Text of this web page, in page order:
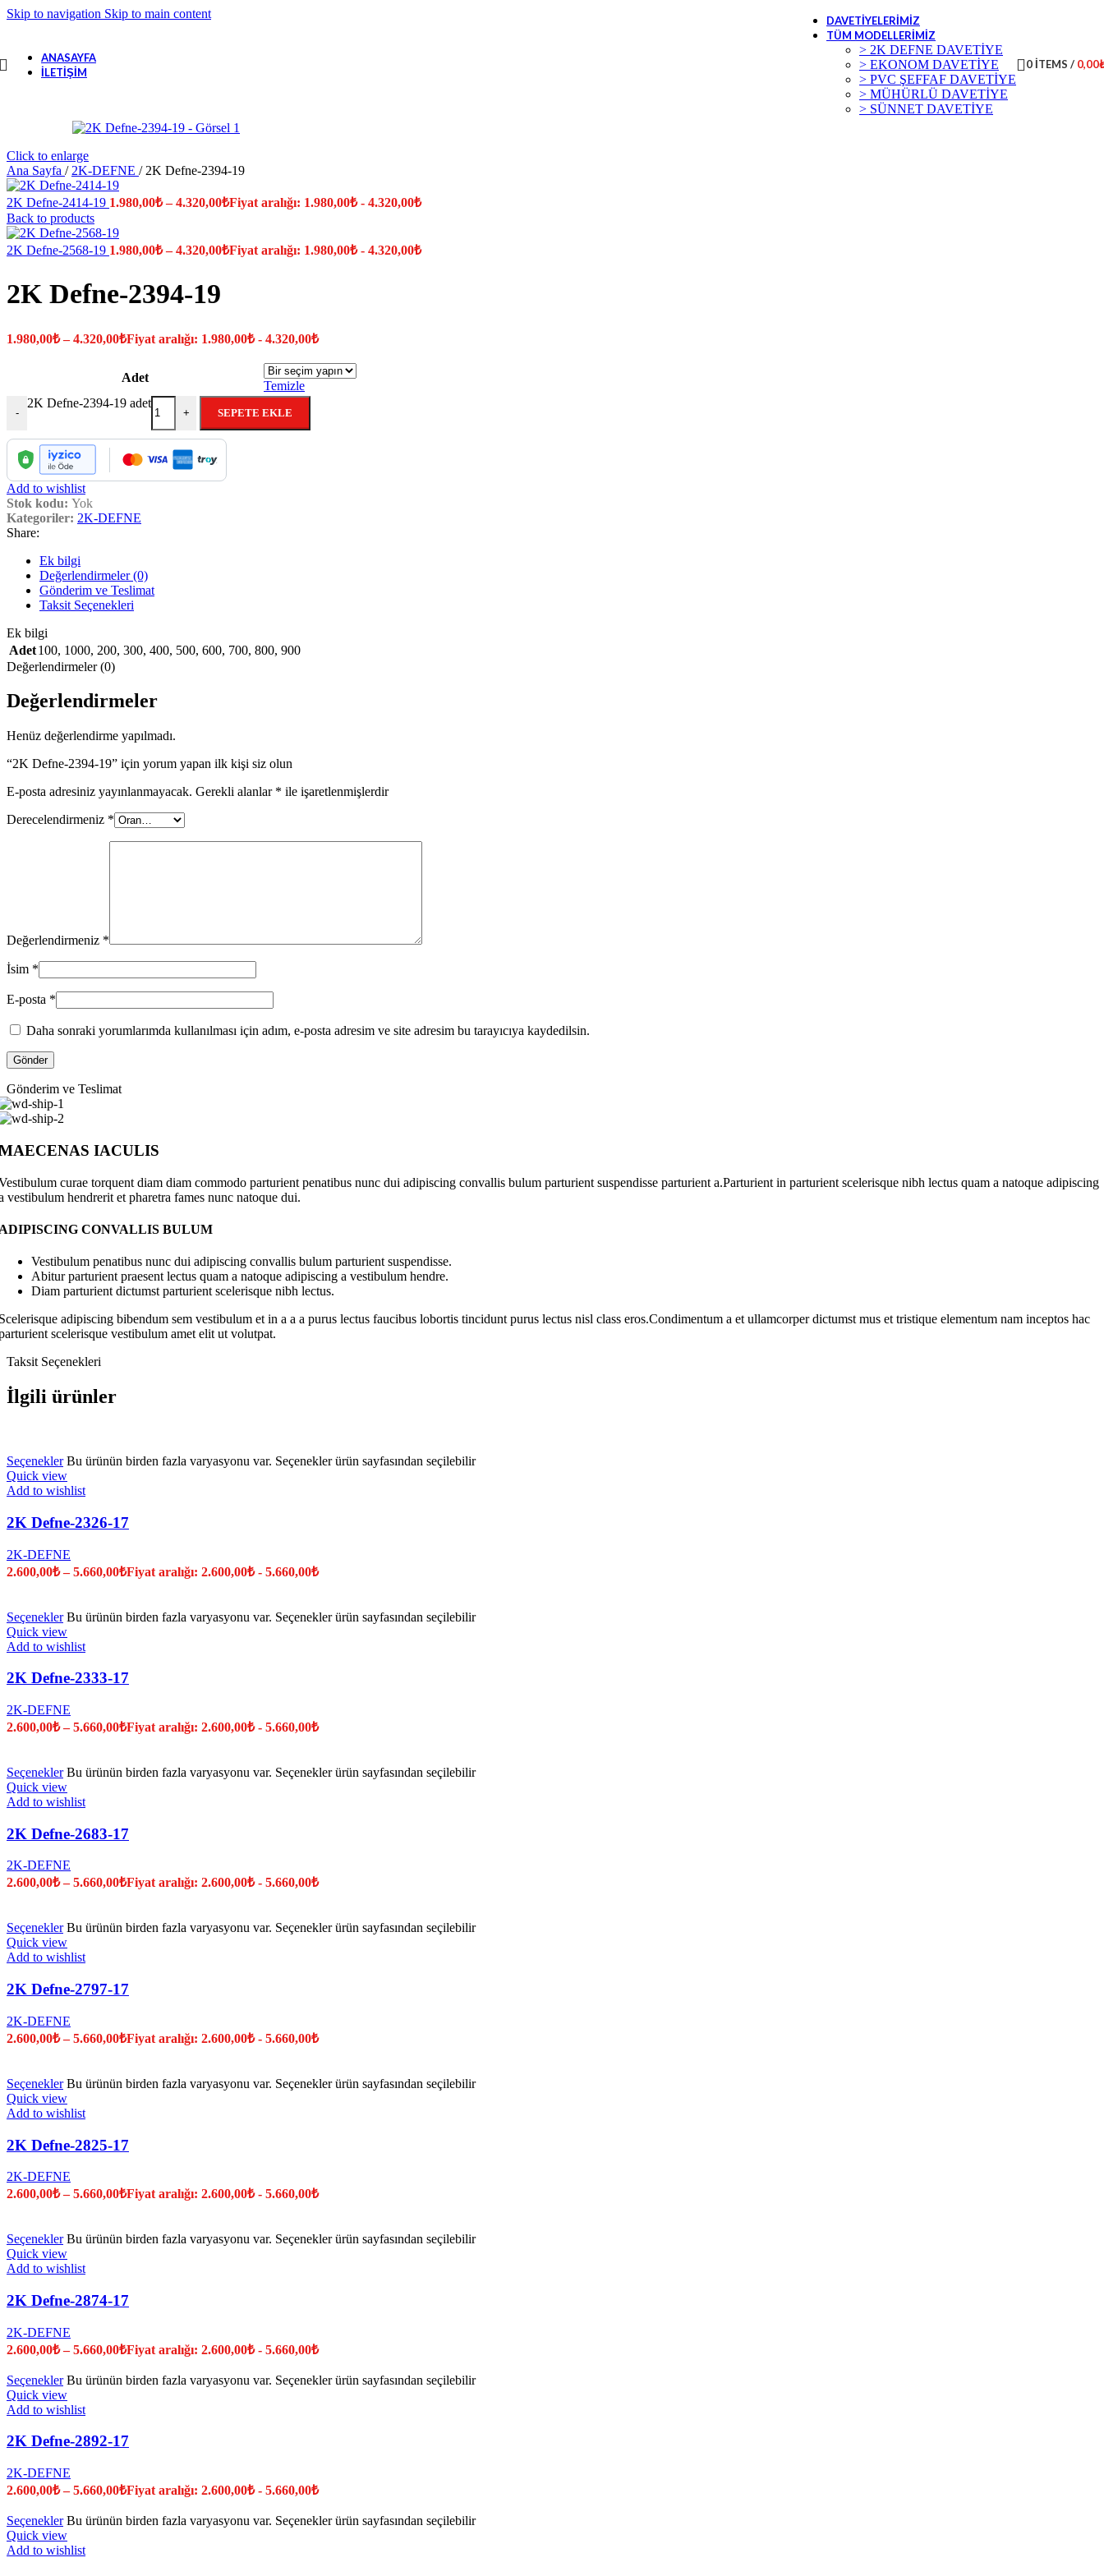
Skip to navigation Skip to main content
ANASAYFA
İLETIŞIM
DAVETIYELERIMIZ
TÜM MODELLERIMIZ
> 2K DEFNE DAVETİYE
> EKONOM DAVETİYE
> PVC ŞEFFAF DAVETİYE
> MÜHÜRLÜ DAVETİYE
> SÜNNET DAVETİYE
0ITEMS / 0,00
Click to enlarge
Ana Sayfa / 2K-DEFNE / 2K Defne-2394-19
2K Defne-2414-19 1.980,00₺ –4.320,00₺Fiyat aralığı: 1.980,00₺ - 4.320,00₺
Back to products
2K Defne-2568-19 1.980,00₺ –4.320,00₺Fiyat aralığı: 1.980,00₺ - 4.320,00₺
2K Defne-2394-19
1.980,00₺ –4.320,00₺Fiyat aralığı: 1.980,00₺ - 4.320,00₺
Adet
Temizle
-
2K Defne-2394-19 adet
+ SEPETE EKLE
Add to wishlist
Stok kodu: Yok
Kategoriler: 2K-DEFNE
Share:
Ek bilgi
Değerlendirmeler (0)
Gönderim ve Teslimat
Taksit Seçenekleri
Ek bilgi
Adet100, 1000, 200, 300, 400, 500, 600, 700, 800, 900
Değerlendirmeler (0)
Değerlendirmeler
Henüz değerlendirme yapılmadı.
“2K Defne-2394-19” için yorum yapan ilk kişi siz olun
E-posta adresiniz yayınlanmayacak. Gerekli alanlar * ile işaretlenmişlerdir
Derecelendirmeniz *
Değerlendirmeniz *
İsim *
E-posta *
Daha sonraki yorumlarımda kullanılması için adım, e-posta adresim ve site adresim bu tarayıcıya kaydedilsin.
Gönderim ve Teslimat
IACULIS
curae torquent diam diam commodo parturient penatibus nunc dui adipiscing convallis bulum parturient suspendisse parturient a.Parturient in parturient scelerisque nibh lectus quam a natoque adipiscing
vestibulum hendrerit et pharetra fames nunc natoque dui.
CONVALLIS BULUM
Vestibulum penatibus nunc dui adipiscing convallis bulum parturient suspendisse.
Abitur parturient praesent lectus quam a natoque adipiscing a vestibulum hendre.
Diam parturient dictumst parturient scelerisque nibh lectus.
adipiscing bibendum sem vestibulum et in a a a purus lectus faucibus lobortis tincidunt purus lectus nisl class eros.Condimentum a et ullamcorper dictumst mus et tristique elementum nam inceptos hac
scelerisque vestibulum amet elit ut volutpat.
Taksit Seçenekleri
İlgili ürünler
Seçenekler Bu ürünün birden fazla varyasyonu var. Seçenekler ürün sayfasından seçilebilir
Quick view
Add to wishlist
2K Defne-2326-17
2K-DEFNE
2.600,00₺ –5.660,00₺Fiyat aralığı: 2.600,00₺ - 5.660,00₺
Seçenekler Bu ürünün birden fazla varyasyonu var. Seçenekler ürün sayfasından seçilebilir
Quick view
Add to wishlist
2K Defne-2333-17
2K-DEFNE
2.600,00₺ –5.660,00₺Fiyat aralığı: 2.600,00₺ - 5.660,00₺
Seçenekler Bu ürünün birden fazla varyasyonu var. Seçenekler ürün sayfasından seçilebilir
Quick view
Add to wishlist
2K Defne-2683-17
2K-DEFNE
2.600,00₺ –5.660,00₺Fiyat aralığı: 2.600,00₺ - 5.660,00₺
Seçenekler Bu ürünün birden fazla varyasyonu var. Seçenekler ürün sayfasından seçilebilir
Quick view
Add to wishlist
2K Defne-2797-17
2K-DEFNE
2.600,00₺ –5.660,00₺Fiyat aralığı: 2.600,00₺ - 5.660,00₺
Seçenekler Bu ürünün birden fazla varyasyonu var. Seçenekler ürün sayfasından seçilebilir
Quick view
Add to wishlist
2K Defne-2825-17
2K-DEFNE
2.600,00₺ –5.660,00₺Fiyat aralığı: 2.600,00₺ - 5.660,00₺
Seçenekler Bu ürünün birden fazla varyasyonu var. Seçenekler ürün sayfasından seçilebilir
Quick view
Add to wishlist
2K Defne-2874-17
2K-DEFNE
2.600,00₺ –5.660,00₺Fiyat aralığı: 2.600,00₺ - 5.660,00₺
Seçenekler Bu ürünün birden fazla varyasyonu var. Seçenekler ürün sayfasından seçilebilir
Quick view
Add to wishlist
2K Defne-2892-17
2K-DEFNE
2.600,00₺ –5.660,00₺Fiyat aralığı: 2.600,00₺ - 5.660,00₺
Seçenekler Bu ürünün birden fazla varyasyonu var. Seçenekler ürün sayfasından seçilebilir
Quick view
Add to wishlist